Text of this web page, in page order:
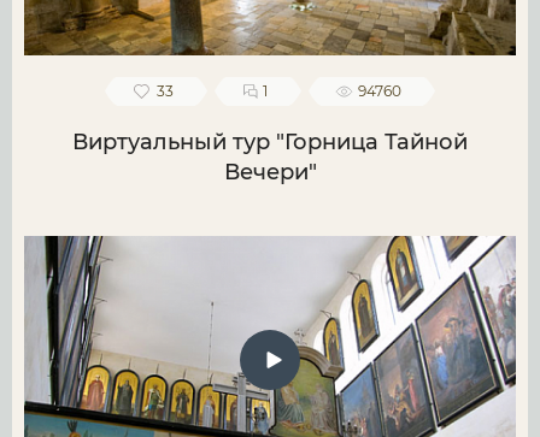
33 1 94760
Виртуальный тур "Горница Тайной
Вечери"